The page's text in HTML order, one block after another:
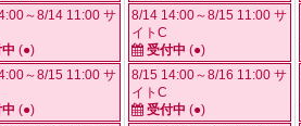
～8/14 11:00 サ
(●)
～8/15 11:00 サ
(●)
8/14 14:00～8/15 11:00 サ
イトC
受付中 (●)
8/15 14:00～8/16 11:00 サ
イトC
受付中 (●)